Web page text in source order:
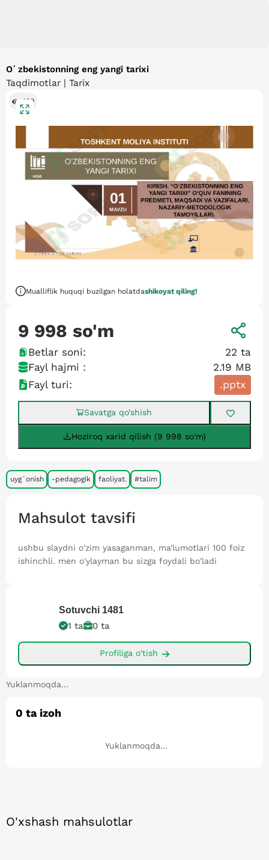
Oʻzbekistonning eng yangi tarixi
Taqdimotlar | Tarix
439
Mualliflik huquqi buzilgan holatdashikoyat qiling!
9 998 so'm
Betlar soni: 22 ta
Fayl hajmi :
2.19 MB
Fayl turi:
.pptx
Savatga qo’shish
Hoziroq xarid qilish (9 998 so'm)
uygʻonish -pedagogik faoliyat. #talim
Mahsulot tavsifi
ushbu slaydni o'zim yasaganman, ma'lumotlari 100 foiz
ishinchli. men o'ylayman bu sizga foydali bo'ladi
Sotuvchi 1481
1 ta 0 ta
Profiliga o'tish
Yuklanmoqda...
0 ta izoh
Yuklanmoqda...
O'xshash mahsulotlar